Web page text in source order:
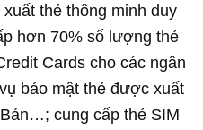
thẻ thông minh duy
hơn 70% số lượng thẻ
Cards cho các ngân
bảo mật thẻ được xuất
cung cấp thẻ SIM